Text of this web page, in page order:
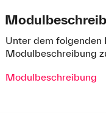
Unter dem folgenden
Modulbeschreibung
Modulbeschreibung